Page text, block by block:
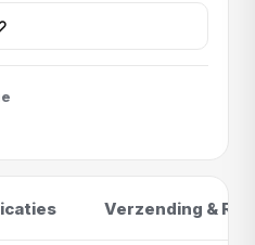
Verzending &